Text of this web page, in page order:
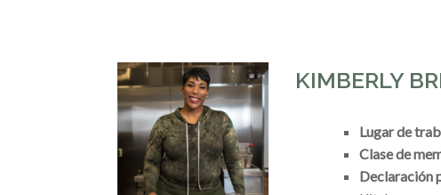
KIMBERLY
Lugar de
Clase de
Declaración